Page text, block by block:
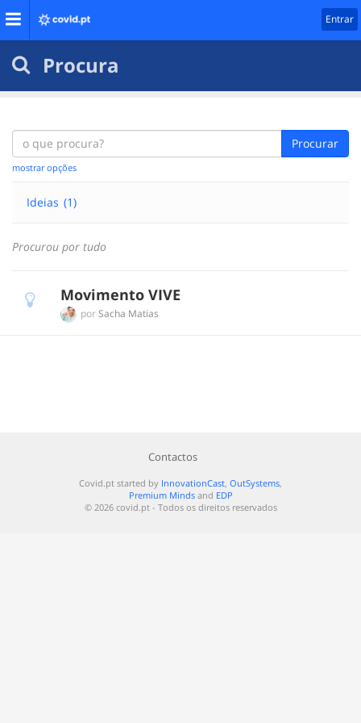
Entrar
Procura
Procurar
mostrar opções
Ideias (1)
Procurou por tudo
Movimento VIVE
porSacha Matias
Contactos
Covid.pt started by InnovationCast, OutSystems,
Premium Mindsand EDP
© 2026 covid.pt - Todos os direitos reservados